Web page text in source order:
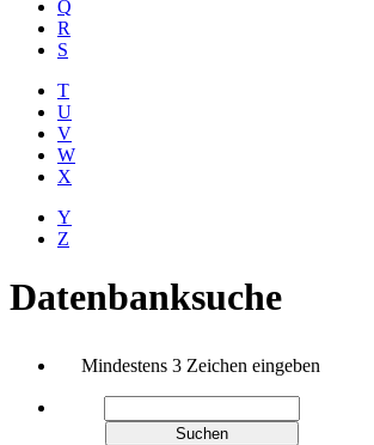
Q
R
S
T
U
V
W
X
Y
Z
Datenbanksuche
Mindestens 3 Zeichen eingeben